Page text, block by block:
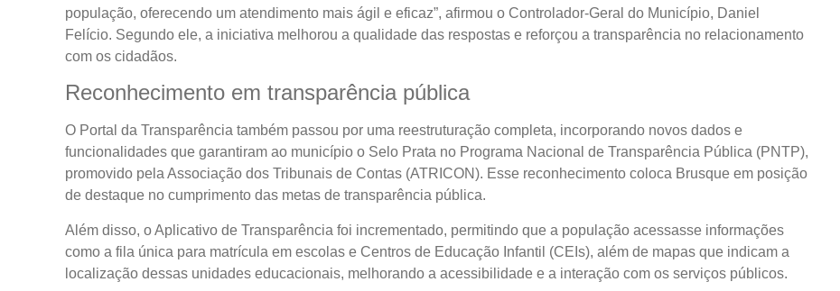
população, oferecendo um atendimento mais ágil e eficaz”, afirmou o Controlador-Geral do Município, Daniel
Felício. Segundo ele, a iniciativa melhorou a qualidade das respostas e reforçou a transparência no relacionamento
com os cidadãos.
Reconhecimento em transparência pública
O Portal da Transparência também passou por uma reestruturação completa, incorporando novos dados e
funcionalidades que garantiram ao município o Selo Prata no Programa Nacional de Transparência Pública (PNTP),
promovido pela Associação dos Tribunais de Contas (ATRICON). Esse reconhecimento coloca Brusque em posição
de destaque no cumprimento das metas de transparência pública.
Além disso, o Aplicativo de Transparência foi incrementado, permitindo que a população acessasse informações
como a fila única para matrícula em escolas e Centros de Educação Infantil (CEIs), além de mapas que indicam a
localização dessas unidades educacionais, melhorando a acessibilidade e a interação com os serviços públicos.